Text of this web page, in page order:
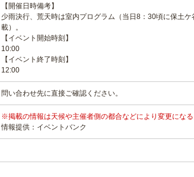
【開催日時備考】
少雨決行、荒天時は室内プログラム（当日8：30頃に保土
載）。
【イベント開始時刻】
10:00
【イベント終了時刻】
12:00
問い合わせ先に直接ご確認ください。
※掲載の情報は天候や主催者側の都合などにより変更になる
情報提供：イベントバンク